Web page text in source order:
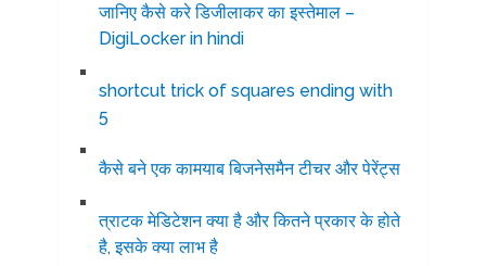
जानिए कैसे करे डिजीलाकर का इस्तेमाल –
DigiLocker in hindi
shortcut trick of squares ending with
5
कैसे बने एक कामयाब बिजनेसमैन टीचर और पेरेंट्स
त्राटक मेडिटेशन क्या है और कितने प्रकार के होते
है, इसके क्या लाभ है